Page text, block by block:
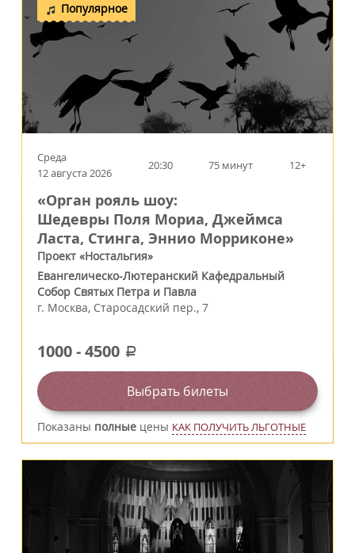
Популярное
Среда
12 августа 2026
20:30 75 минут 12+
«Орган рояль шоу:
Шедевры Поля Мориа, Джеймса
Ласта, Стинга, Эннио Морриконе»
Проект «Ностальгия»
Евангелическо-Лютеранский Кафедральный
Собор Святых Петра и Павла
г. Москва, Старосадский пер., 7
1000-4500 a
Выбрать билеты
Показаны полные цены КАК ПОЛУЧИТЬ ЛЬГОТНЫЕ